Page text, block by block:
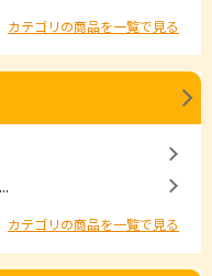
カテゴリの商品を一覧で見る
カテゴリの商品を一覧で見る